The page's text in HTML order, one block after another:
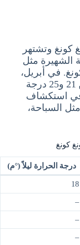
كونغ وتشتهر
الشهيرة مثل
في أبريل،
تتراوح درجات الحرارة في لانتاو بين 21 و25 درجة
في استكشاف
السباحة،
كونغ
درجة الحرارة ليلاً (°م)
18
–
–
–